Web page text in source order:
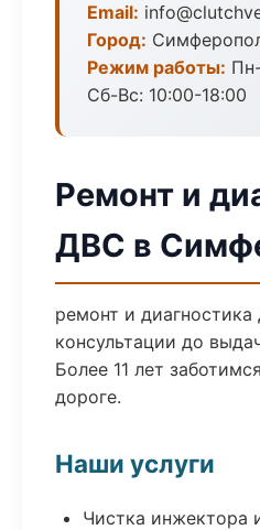
Email:
Город:
Режим работы:
Сб-Вс: 10:00-18:00
Ремонт и
ДВС в
ремонт и
консультации до
Более 11 лет
дороге.
Наши услуги
Чистка инжектора